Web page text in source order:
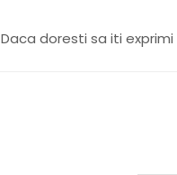
Daca doresti sa iti